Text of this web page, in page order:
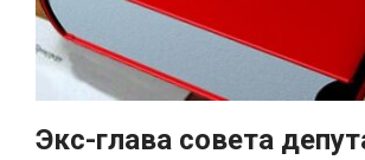
Экс-глава совета